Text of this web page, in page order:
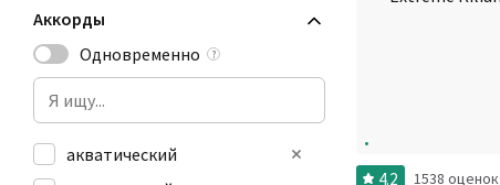
Аккорды
Одновременно
?
акватический
4.2 1538 оценок